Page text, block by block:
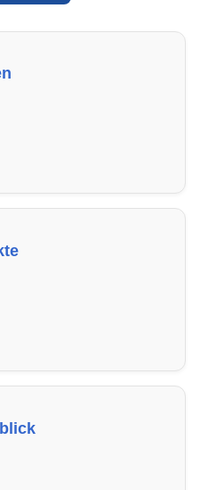
rechtmäßig sind und
optimieren
Schweinfurt – modern,